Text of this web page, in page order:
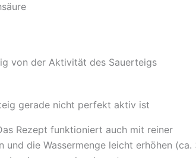
von der Aktivität des Sauerteigs
gerade nicht perfekt aktiv ist
Rezept funktioniert auch mit reiner
die Wassermenge leicht erhöhen (ca.